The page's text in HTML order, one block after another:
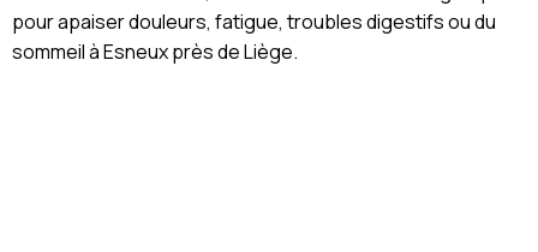
pour apaiser douleurs, fatigue, troubles digestifs ou du
sommeil à Esneux près de Liège.